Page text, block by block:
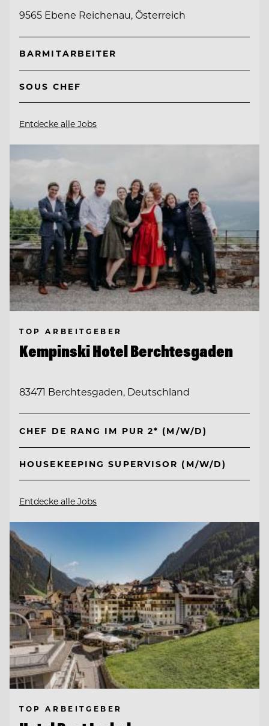
9565 Ebene Reichenau, Österreich
BARMITARBEITER
SOUS CHEF
Entdecke alle Jobs
TOP ARBEITGEBER
Kempinski Hotel Berchtesgaden
83471 Berchtesgaden, Deutschland
CHEF DE RANG IM PUR 2* (M/W/D)
HOUSEKEEPING SUPERVISOR (M/W/D)
Entdecke alle Jobs
TOP ARBEITGEBER